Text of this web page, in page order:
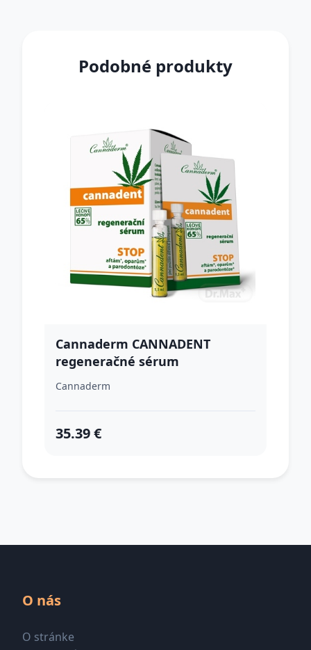
Podobné produkty
Cannaderm CANNADENT
regeneračné sérum
Cannaderm
35.39 €
O nás
O stránke